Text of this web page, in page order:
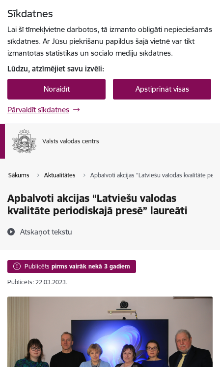
Sīkdatnes
Lai šī tīmekļvietne darbotos, tā izmanto obligāti nepieciešamās
sīkdatnes. Ar Jūsu piekrišanu papildus šajā vietnē var tikt
izmantotas statistikas un sociālo mediju sīkdatnes.
Lūdzu, atzīmējiet savu izvēli:
Noraidīt Apstiprināt visas
Pārvaldīt sīkdatnes
Sākums Aktualitātes Apbalvoti akcijas “Latviešu valodas kvalitāte
Apbalvoti akcijas “Latviešu valodas
kvalitāte periodiskajā presē” laureāti
Atskaņot tekstu
Publicēts pirms vairāk nekā 3 gadiem
Publicēts: 22.03.2023.